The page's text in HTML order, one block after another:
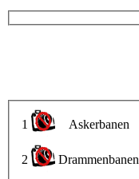
1 Askerbanen
2 Drammenbanen